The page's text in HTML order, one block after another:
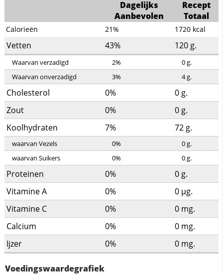
Dagelijks
Aanbevolen
Recept
Totaal
Calorieën 21% 1720 kcal
Vetten 43% 120 g.
Waarvan verzadigd 2% 0g.
Waarvan onverzadigd
3% 4g.
Cholesterol 0% 0 g.
Zout
0% 0 g.
Koolhydraten
7% 72 g.
waarvan Vezels 0% 0g.
waarvan Suikers
0% 0g.
Proteinen 0% 0 g.
Vitamine A
0% 0 µg.
Vitamine C
0% 0 mg.
Calcium
0% 0 mg.
Ijzer
0% 0 mg.
Voedingswaardegrafiek